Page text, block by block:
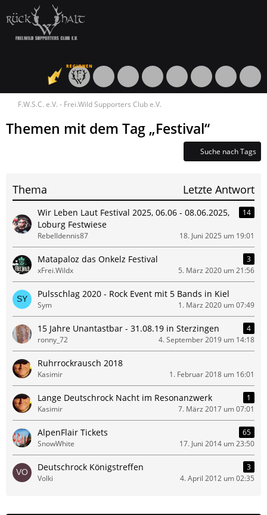
F.W.S.C. e.V. - Frei.Wild Supporters Club e.V.
Themen mit dem Tag „Festival“
Suche nach Tags
Thema Letzte Antwort
Wir Leben Laut Festival 2025, 06.06 - 08.06.2025,
Loburg Festwiese
14
Rebelldennis87 18. Juni 2025 um 19:01
Matapaloz das Onkelz Festival
3
xFrei.Wildx
5. März 2020 um 21:56
Pulsschlag 2020 - Rock Event mit 5 Bands in Kiel
Sym 1. März 2020 um 07:49
15 Jahre Unantastbar - 31.08.19 in Sterzingen
4
ronny_72
4. September 2019 um 14:18
Ruhrrockrausch 2018
Kasimir 1. Februar 2018 um 16:01
Lange Deutschrock Nacht im Resonanzwerk
1
Kasimir
7. März 2017 um 07:01
AlpenFlair Tickets
65
SnowWhite
17. Juni 2014 um 23:50
Deutschrock Königstreffen
3
Volki
4. April 2012 um 02:35